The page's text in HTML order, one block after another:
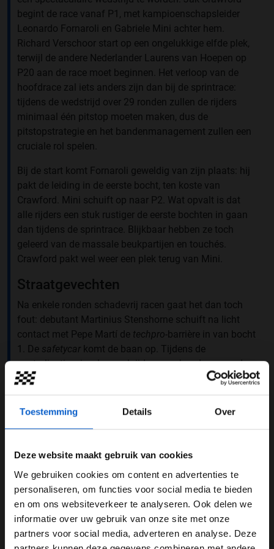
Toestemming Details Over
Deze website maakt gebruik van cookies
We gebruiken cookies om content en advertenties te
personaliseren, om functies voor social media te bieden
en om ons websiteverkeer te analyseren. Ook delen we
informatie over uw gebruik van onze site met onze
partners voor social media, adverteren en analyse. Deze
begint de race vanaf P1, met kampioenschapsleider
Leonardo Fornaroli en Gabriele Mini achter hem.
Richard Verschoor start op een ongelukkige elfde plek,
terwijl de andere Nederlander Laurens van Hoepen op
P20 aan de race moet beginnen. Het verloop van de
hoofdrace zal iets anders zijn dan bij de sprintrace:
tijdens de wedstrijd over 29 ronden zullen de rijders
minimaal één pitstop moeten maken, dus de
pitstopstrategie en het bandenmanagement zullen een
cruciale rol spelen.
Bij de start komt Fornaroli geweldig van zijn plaats: hij
pakt de leiding in de eerste bocht, ten koste van
Crawford. Mini schuift op naar P2. Wat opvalt is dat
alle rijders een stuk rustiger de eerste bochten in gaan
dan tijdens de sprintrace. Blijkbaar hebben ze toch
geleerd van de massale beukpartijen en touchés.
Crawford pakt wel weer een plek terug van Mini.
Straatgevechten
Na enkele ronden schadevrij racen gaat het dan toch
fout: debutant Martinius Stenshorne schuift na licht
contact met Pepe Martí de techpro-barrière in van bocht
1. De safetycar komt de baan op. Tijdens de
neutralisatie wisselen veel rijders van banden, waardoor
de volgorde ietwat door elkaar wordt geschud. Fornaroli
is de grootste verliezer: hij verliest de leiding en zakt
naar P4.
WELKOM BIJ GRAND PRIX RADIO
Ben je 24 jaar of ouder?
Pas je advertentie instellingen aan en klik hieronder om